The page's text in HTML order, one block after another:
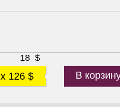
x 126 $ В
18 $